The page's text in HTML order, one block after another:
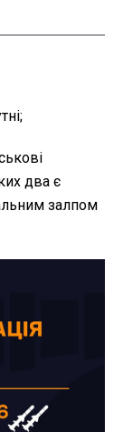
два є
залпом